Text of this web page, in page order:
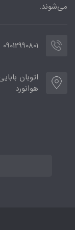
می‌شوند.
09012990801
هوانورد